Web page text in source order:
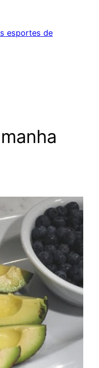
esportes de